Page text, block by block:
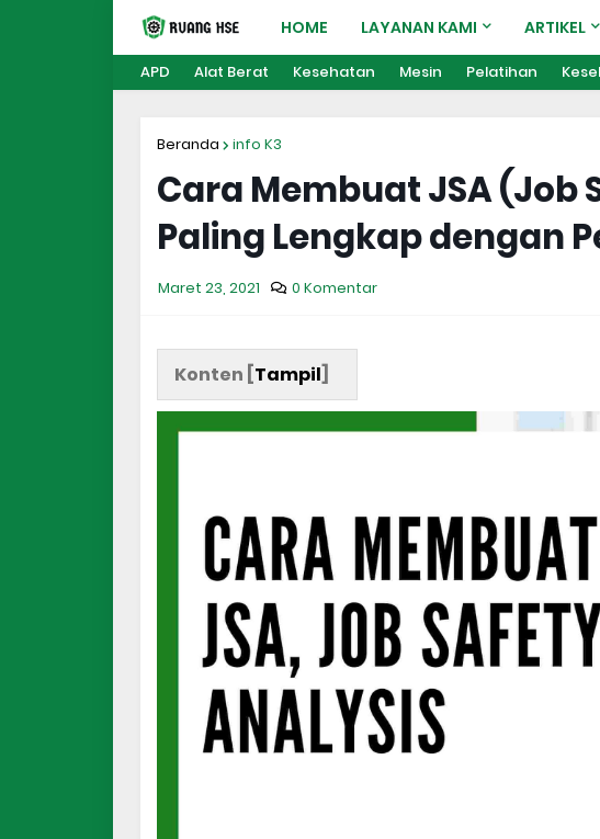
HOME LAYANAN KAMI ARTIKEL
APD Alat Berat Kesehatan Mesin Pelatihan
Beranda info K3
Cara Membuat JSA (Job
Paling Lengkap dengan
Maret 23, 2021 0 Komentar
Konten [Tampil]